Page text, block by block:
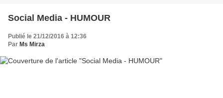
Social Media - HUMOUR
Publié le 21/12/2016 à 12:36
Par Ms Mirza